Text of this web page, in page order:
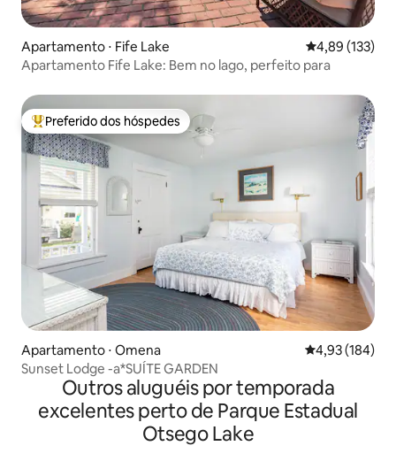
Apartamento ⋅ Fife Lake 4,89 de uma
4,89 (133)
Apartamento Fife Lake: Bem no lago, perfeito para
Entre os melhores preferidos dos hóspedes
Preferido dos hóspedes
Apartamento ⋅ Omena 4,93 de uma
4,93 (184)
Sunset Lodge -a*SUÍTE GARDEN
Outros aluguéis por temporada
excelentes perto de Parque Estadual
Otsego Lake